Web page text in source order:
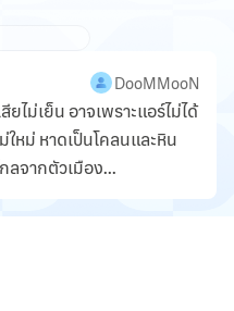
DooMMooN
ไม่เย็น อาจเพราะแอร์ไม่ได้
หม่ หาดเป็นโคลนและหิน
ลจากตัวเมือง...